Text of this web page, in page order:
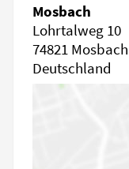
Mosbach
Lohrtalweg 10
74821
Deutschland